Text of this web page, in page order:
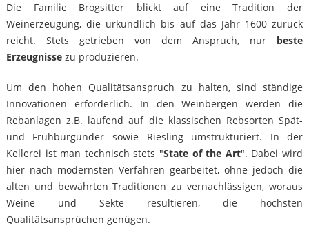
Die Familie Brogsitter blickt auf eine Tradition der
Weinerzeugung, die urkundlich bis auf das Jahr 1600 zurück
reicht. Stets getrieben von dem Anspruch, nur beste
Erzeugnissezu produzieren.
Um den hohen Qualitätsanspruch zu halten, sind ständige
Innovationen erforderlich. In den Weinbergen werden die
Rebanlagen z.B. laufend auf die klassischen Rebsorten Spät-
und Frühburgunder sowie Riesling umstrukturiert. In der
Kellerei ist man technisch stets "State of the Art". Dabei wird
hier nach modernsten Verfahren gearbeitet, ohne jedoch die
alten und bewährten Traditionen zu vernachlässigen, woraus
Weine und Sekte resultieren, die höchsten
Qualitätsansprüchen genügen.